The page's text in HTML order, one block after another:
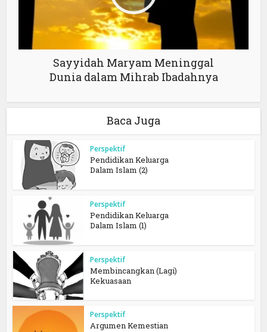
Sayyidah Maryam Meninggal
Dunia dalam Mihrab Ibadahnya
Baca Juga
Perspektif
Pendidikan Keluarga
Dalam Islam (2)
Perspektif
Pendidikan Keluarga
Dalam Islam (1)
Perspektif
Membincangkan (Lagi)
Kekuasaan
Perspektif
Argumen Kemestian